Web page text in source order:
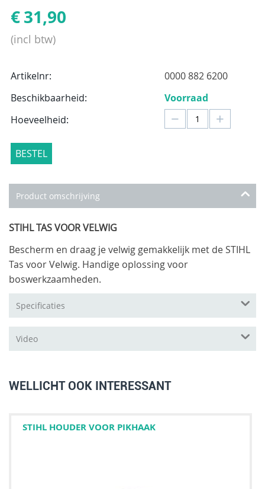
€31,90
(incl btw)
Artikelnr:
0000 882 6200
Beschikbaarheid:
Voorraad
Hoeveelheid:
+
−
BESTEL
Product omschrijving
STIHL TAS VOOR VELWIG
Bescherm en draag je velwig gemakkelijk met de STIHL
Tas voor Velwig. Handige oplossing voor
boswerkzaamheden.
Specificaties
Video
WELLICHT OOK INTERESSANT
STIHL HOUDER VOOR PIKHAAK